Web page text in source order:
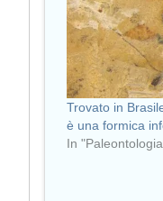
Trovato in
è una formica
In